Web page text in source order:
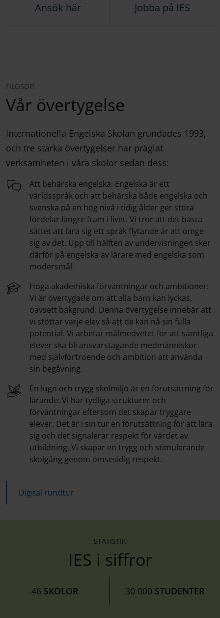
Ansök här Jobba på IES
FILOSOFI
Vår övertygelse
Internationella Engelska Skolan grundades 1993,
och tre starka övertygelser har präglat
verksamheten i våra skolor sedan dess:
Att behärska engelska: Engelska är ett
världsspråk och att behärska både engelska och
svenska på en hög nivå i tidig ålder ger stora
fördelar längre fram i livet. Vi tror att det bästa
sättet att lära sig ett språk flytande är att omge
sig av det. Upp till hälften av undervisningen sker
därför på engelska av lärare med engelska som
modersmål.
Höga akademiska förväntningar och ambitioner:
Vi är övertygade om att alla barn kan lyckas,
oavsett bakgrund. Denna övertygelse innebär att
vi stöttar varje elev så att de kan nå sin fulla
potential. Vi arbetar målmedvetet för att samtliga
elever ska bli ansvarstagande medmänniskor
med självförtroende och ambition att använda
sin begåvning.
En lugn och trygg skolmiljö är en förutsättning för
lärande: Vi har tydliga strukturer och
förväntningar eftersom det skapar tryggare
elever. Det är i sin tur en förutsättning för att lära
sig och det signalerar respekt för värdet av
utbildning. Vi skapar en trygg och stimulerande
skolgång genom ömsesidig respekt.
Digital rundtur
STATISTIK
IES i siffror
46 SKOLOR 30 000 STUDENTER